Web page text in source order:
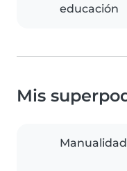
educación
Mis